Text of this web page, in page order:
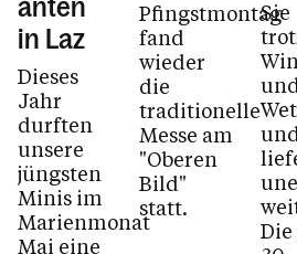
anten
in Laz
Dieses
Jahr
durften
unsere
jüngsten
Minis im
Marienmonat
Mai eine
Pfingstmontag
fand
wieder
die
traditionelle
Messe am
"Oberen
Bild"
statt.
Sie